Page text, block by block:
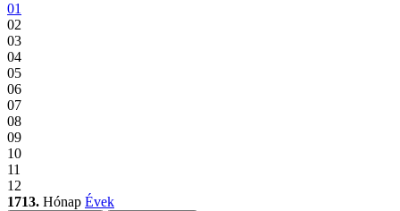
01
02
03
04
05
06
07
08
09
10
11
12
1713. Hónap Évek